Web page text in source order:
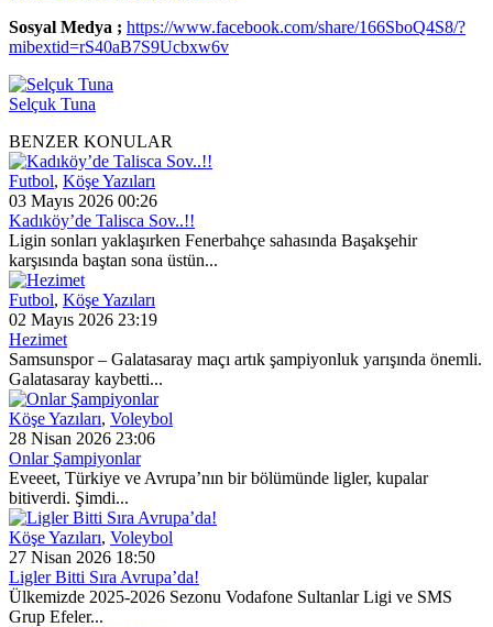
Sosyal Medya ; https://www.facebook.com/share/166SboQ4S8/?
mibextid=rS40aB7S9Ucbxw6v
Selçuk Tuna
BENZER KONULAR
Futbol, Köşe Yazıları
03 Mayıs 2026 00:26
Kadıköy’de Talisca Sov..!!
Ligin sonları yaklaşırken Fenerbahçe sahasında Başakşehir
karşısında baştan sona üstün...
Futbol, Köşe Yazıları
02 Mayıs 2026 23:19
Hezimet
Samsunspor – Galatasaray maçı artık şampiyonluk yarışında önemli.
Galatasaray kaybetti...
Köşe Yazıları, Voleybol
28 Nisan 2026 23:06
Onlar Şampiyonlar
Eveeet, Türkiye ve Avrupa’nın bir bölümünde ligler, kupalar
bitiverdi. Şimdi...
Köşe Yazıları, Voleybol
27 Nisan 2026 18:50
Ligler Bitti Sıra Avrupa’da!
Ülkemizde 2025-2026 Sezonu Vodafone Sultanlar Ligi ve SMS
Grup Efeler...